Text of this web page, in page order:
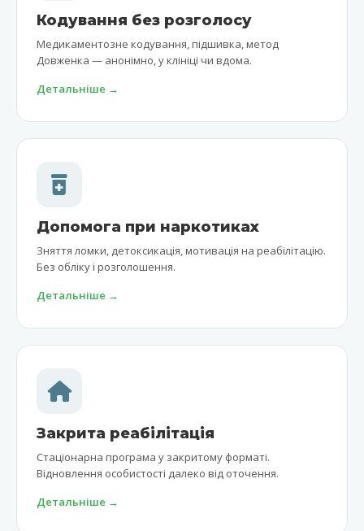
Кодування без розголосу
Медикаментозне кодування, підшивка, метод
Довженка — анонімно, у клініці чи вдома.
Детальніше →
Допомога при наркотиках
Зняття ломки, детоксикація, мотивація на реабілітацію.
Без обліку і розголошення.
Детальніше →
Закрита реабілітація
Стаціонарна програма у закритому форматі.
Відновлення особистості далеко від оточення.
Детальніше →